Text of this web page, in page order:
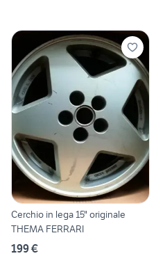
Cerchio in lega 15" originale
THEMA FERRARI
199 €